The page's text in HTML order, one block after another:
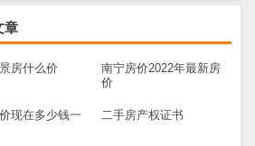
章
房什么价
南宁房价2022年最新房
价
现在多少钱一
二手房产权证书